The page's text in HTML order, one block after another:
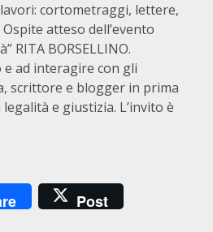
cortometraggi, lettere,
atteso dell’evento
RITA BORSELLINO.
e ad interagire con gli
scrittore e blogger in prima
e giustizia. L’invito è
Post